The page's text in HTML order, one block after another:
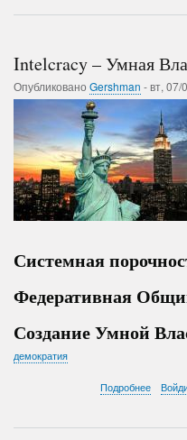
Intelcracy – Умная
Опубликовано Gershman -вт, 07/
Системная
Федеративная
Создание Умной
демократия
Подробнее
Умная